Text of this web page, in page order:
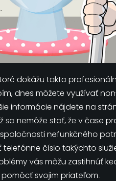
dokážu takto
dnes môžete využívať
informácie nájdete na
sa nemôže stať, že v čase
nefunkčného
telefónne číslo takýchto
vás môžu zastihnúť
svojim priateľom.